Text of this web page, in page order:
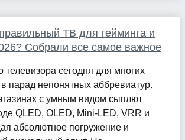
ТВ для гейминга и
Собрали все самое важное
телевизора сегодня для многих
парад непонятных аббревиатур.
с умным видом сыплют
QLED, OLED, Mini-LED, VRR и
абсолютное погружение и